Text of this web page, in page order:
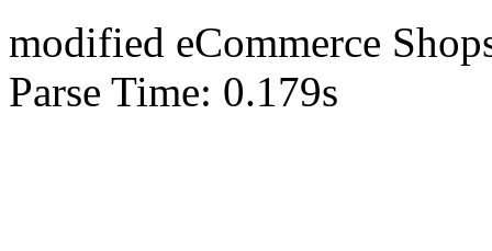
modified eCommerce
Parse Time: 0.179s